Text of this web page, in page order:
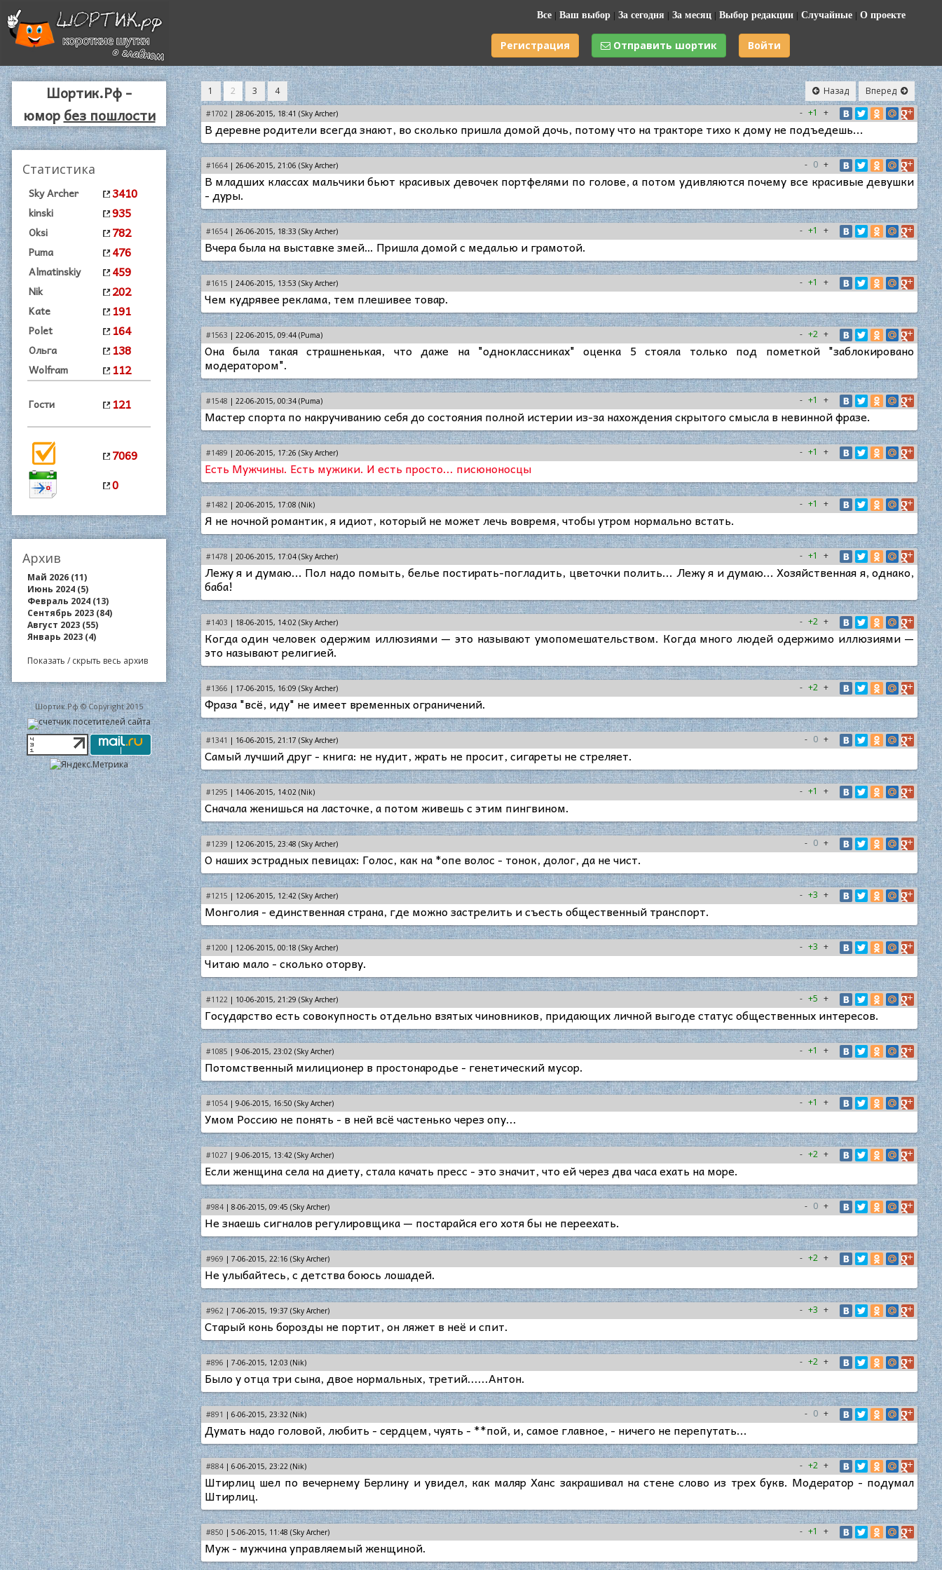
Все | Ваш выбор | За сегодня | За месяц | Выбор редакции | Случайные | О проекте
Регистрация Отправить шортик Войти
Шортик.Рф -
юморбез пошлости
Статистика
Sky Archer 3410
kinski 935
Oksi 782
Puma 476
Almatinskiy 459
Nik 202
Kate 191
Polet 164
Ольга 138
Wolfram 112
Гости 121
7069
0
Архив
Май 2026 (11)
Июнь 2024 (5)
Февраль 2024 (13)
Сентябрь 2023 (84)
Август 2023 (55)
Январь 2023 (4)
Показать / скрыть весь архив
Шортик.Рф © Copyright 2015
1 2 3 4 Назад Вперед
#1702| 28-06-2015, 18:41 (Sky Archer) - +1 +
В деревне родители всегда знают, во сколько пришла домой дочь, потому что на тракторе тихо к дому не подъедeшь...
#1664| 26-06-2015, 21:06 (Sky Archer) - 0 +
В младших классах мальчики бьют красивых девочек портфелями по голове, а потом удивляются почему все красивые девушки
- дуры.
#1654| 26-06-2015, 18:33 (Sky Archer) - +1 +
Вчера была на выставке змей… Пришла домой с медалью и грамотой.
#1615 | 24-06-2015, 13:53 (Sky Archer) - +1 +
Чем кудрявее реклама, тем плешивее товар.
#1563 | 22-06-2015, 09:44 (Puma) - +2 +
Она была такая страшненькая, что даже на "одноклассниках" оценка 5 стояла только под пометкой "заблокировано
модератором".
#1548 | 22-06-2015, 00:34 (Puma) - +1 +
Мастер спорта по накручиванию себя до состояния полной истерии из-за нахождения скрытого смысла в невинной фразе.
#1489 | 20-06-2015, 17:26 (Sky Archer) - +1 +
Есть Мужчины. Есть мужики. И есть просто... писюноносцы
#1482| 20-06-2015, 17:08 (Nik) - +1 +
Я не ночной романтик, я идиот, который не может лечь вовремя, чтобы утром нормально встать.
#1478 | 20-06-2015, 17:04 (Sky Archer) - +1 +
Лежу я и думаю... Пол надо помыть, белье постирать-погладить, цветочки полить... Лежу я и думаю... Хозяйственная я, однако,
баба!
#1403 | 18-06-2015, 14:02 (Sky Archer) - +2 +
Когда один человек одержим иллюзиями — это называют умопомешательством. Когда много людей одержимо иллюзиями —
это называют религией.
#1366 | 17-06-2015, 16:09 (Sky Archer) - +2 +
Фраза "всё, иду" не имеет временных ограничений.
#1341 | 16-06-2015, 21:17 (Sky Archer) - 0 +
Самый лучший друг - книга: не нудит, жрать не просит, сигареты не стреляет.
#1295 | 14-06-2015, 14:02 (Nik) - +1 +
Сначала женишься на ласточке, а потом живешь с этим пингвином.
#1239 | 12-06-2015, 23:48 (Sky Archer) - 0 +
О наших эстрадных певицах: Голос, как на *опе волос - тонок, долог, да не чист.
#1215 | 12-06-2015, 12:42 (Sky Archer) - +3 +
Монголия - единственная страна, где можно застрелить и съесть общественный транспорт.
#1200 | 12-06-2015, 00:18 (Sky Archer) - +3 +
Читаю мало - сколько оторву.
#1122| 10-06-2015, 21:29 (Sky Archer) - +5 +
Государство есть совокупность отдельно взятых чиновников, придающих личной выгоде статус общественных интересов.
#1085 | 9-06-2015, 23:02 (Sky Archer) - +1 +
Потомственный милиционер в простонародье - генетический мусор.
#1054| 9-06-2015, 16:50 (Sky Archer) - +1 +
Умом Россию не понять - в ней всё частенько черезопу...
#1027 | 9-06-2015, 13:42 (Sky Archer) - +2 +
Если женщина села на диету, стала качать пресс - это значит, что ей через два часа ехать на море.
#984| 8-06-2015, 09:45 (Sky Archer) - 0 +
Не знаешь сигналов регулировщика — постарайся его хотя бы не переехать.
#969 | 7-06-2015, 22:16 (Sky Archer) - +2 +
Не улыбайтесь, с детства боюсь лошадей.
#962| 7-06-2015, 19:37 (Sky Archer) - +3 +
Старый конь борозды не портит, он ляжет в неё и спит.
#896 | 7-06-2015, 12:03 (Nik) - +2 +
Было у отца три сына, двое нормальных, третий......Антон.
#891 | 6-06-2015, 23:32 (Nik) - 0 +
Думать надо головой, любить - сердцем, чуять - **пой, и, самое главное, - ничего не перепутать...
#884| 6-06-2015, 23:22 (Nik) - +2 +
Штирлиц шел по вечернему Берлину и увидел, как маляр Ханс закрашивал на стене слово из трех букв. Модератор - подумал
Штирлиц.
#850 | 5-06-2015, 11:48 (Sky Archer) - +1 +
Муж - мужчина управляемый женщиной.